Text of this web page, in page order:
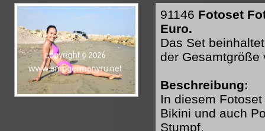
91146 Fotoset
Euro.
Das Set
der Gesamtgröße
Beschreibung:
In diesem
Bikini und auch
Stumpf.